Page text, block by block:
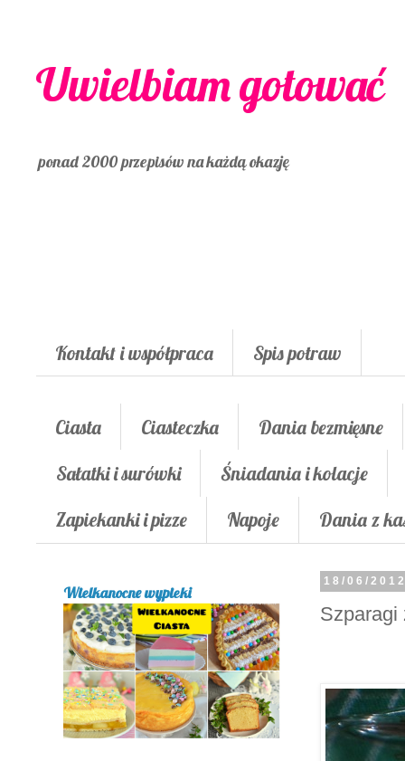
Uwielbiam gotować
ponad 2000 przepisów na każdą okazję
Kontakt i współpraca Spis potraw
Ciasta Ciasteczka
Dania bezmięsne
Sałatki i surówki
Śniadania i kolacje
Zapiekanki i pizze
Napoje Dania z
18/06/
Szparagi
Wielkanocne wypieki